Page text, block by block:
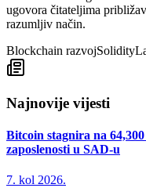
ugovora čitateljima
razumljiv način.
Blockchain razvojSolidity
Najnovije vijesti
Bitcoin stagnira na
zaposlenosti u SAD-u
7. kol 2026.